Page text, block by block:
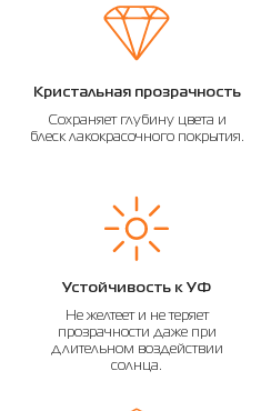
Кристальная прозрачность
Сохраняет глубину цвета и
блеск лакокрасочного покрытия.
Устойчивость к УФ
Не желтеет и не теряет
прозрачности даже при
длительном воздействии
солнца.